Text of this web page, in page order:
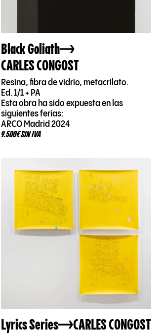
Black Goliath
CARLES CONGOST
Resina, fibra de vidrio, metacrilato.
Ed. 1/1 + PA
Esta obra ha sido expuesta en las
siguientes ferias:
ARCO Madrid 2024
9.500€ SIN IVA
Lyrics Series CARLES CONGOST